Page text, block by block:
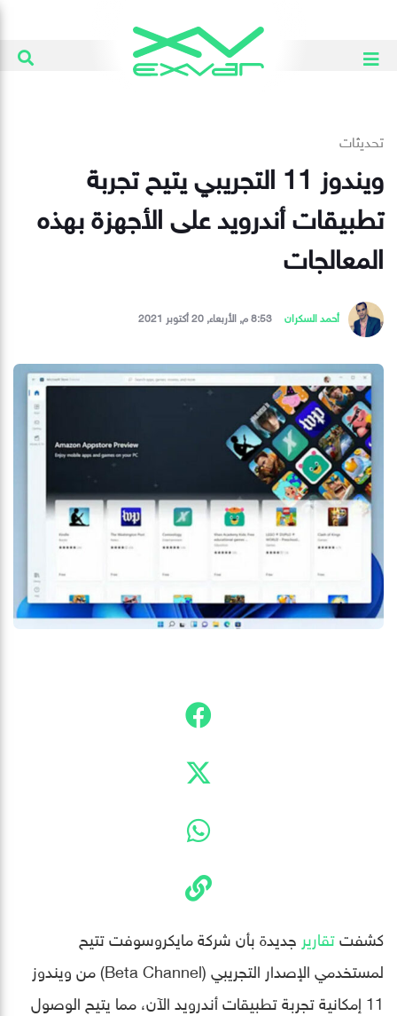
تحديثات
ويندوز 11 التجريبي يتيح تجربة
تطبيقات أندرويد على الأجهزة بهذه
المعالجات
أحمد السكران 8:53 م, الأربعاء, 20 أكتوبر 2021
كشفتتقارير جديدة بأن شركة مايكروسوفت تتيح
لمستخدمي الإصدار التجريبي (Beta Channel) من ويندوز
11 إمكانية تجربة تطبيقات أندرويد الآن، مما يتيح الوصول